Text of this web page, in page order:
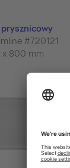
#720121
x 800 mm